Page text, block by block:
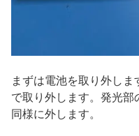
まずは電池を取り外し
で取り外します。発光
同様に外します。